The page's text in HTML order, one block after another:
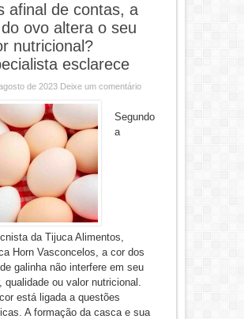
afinal de contas, a
ovo altera o seu
nutricional?
esclarece
de 2023 Deixe um comentário
Segundo
a
da Tijuca Alimentos,
Horn Vasconcelos, a cor dos
galinha não interfere em seu
qualidade ou valor nutricional.
está ligada a questões
A formação da casca e sua